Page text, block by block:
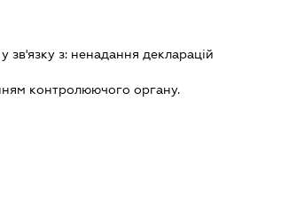
зв'язку з: ненадання декларацiй
контролюючого органу.